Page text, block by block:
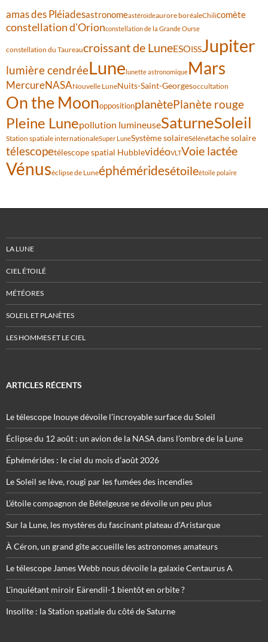
amas des Pléiadesastronomeastéroïdeaurore boréaleChilicomète
constellation d'Orionconstellation de la Grande Ourse
constellation du Taureaucroissant de LuneESOISSJupiter
lumière cendréeLune lunette astronomiqueMars
MercureNASANouvelle LuneNuits-Saint-Georgesoccultation
On the MoonoppositionplanètePlanète rouge
Pleine Lunepollution lumineuseSaturneSoleil
Station spatiale internationaleSuper LuneSystème solaireSélénétache solaire
télescopetélescope spatial HubblevidéoVLTVoie lactée
Vénuséclipse de Luneéphéméridesétoileétoile polaire
LA LUNE
CIEL ÉTOILÉ
MÉTÉORES
SOLEIL ET PLANÈTES
LES HOMMES ET LE CIEL
ARTICLES RÉCENTS
Le télescope Inouye dévoile l’incroyable surface du Soleil
Éclipse du 12 août : un avion de la NASA dans l’ombre de la Lune
Éphémérides : le ciel du mois d’août 2026
Le Soleil se lève, rougi par les fumées des incendies
L’étoile compagnon de Bételgeuse se dévoile un peu plus
Sur la Lune, les mystères du fascinant plateau d’Aristarque
À Céron, un grand gîte accueille les astronomes amateurs
Le télescope James Webb nous dévoile la galaxie Centaurus A
L’inquiétant miroir Eärendil-1 bientôt en orbite ?
Insolite : la Station spatiale du côté de Saturne